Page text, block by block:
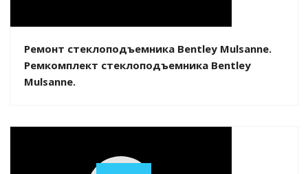
Ремонт стеклоподъемника Bentley Mulsanne.
Ремкомплект стеклоподъемника Bentley
Mulsanne.